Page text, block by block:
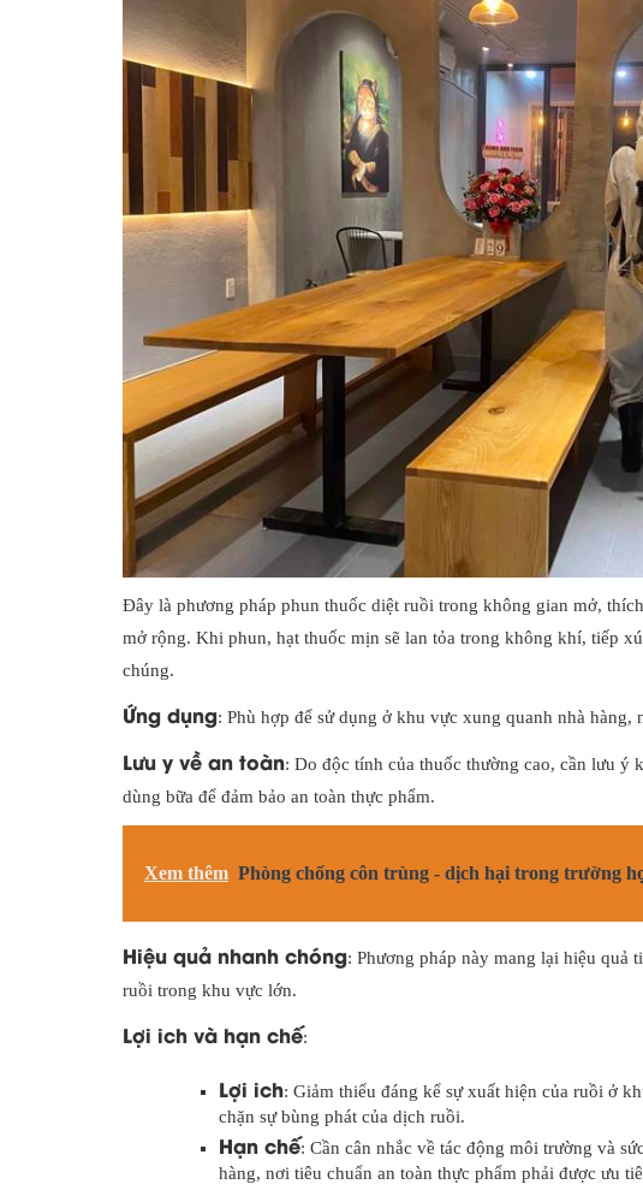
Đây là phương pháp phun thuốc diệt ruồi trong không gian mở,
mở rộng. Khi phun, hạt thuốc mịn sẽ lan tỏa trong không khí, tiếp
chúng.
Ứng dụng: Phù hợp để sử dụng ở khu vực xung quanh nhà
Lưu y về an toàn: Do độc tính của thuốc thường cao, cần lưu ý
dùng bữa để đảm bảo an toàn thực phẩm.
Xem thêm Phòng chống côn trùng - dịch hại trong trường
Hiệu quả nhanh chóng: Phương pháp này mang lại hiệu quả
ruồi trong khu vực lớn.
Lợi ich và hạn chế:
Lợi ich: Giảm thiểu đáng kể sự xuất hiện của ruồi ở
chặn sự bùng phát của dịch ruồi.
Hạn chế: Cần cân nhắc về tác động môi trường và
hàng, nơi tiêu chuẩn an toàn thực phẩm phải được ưu